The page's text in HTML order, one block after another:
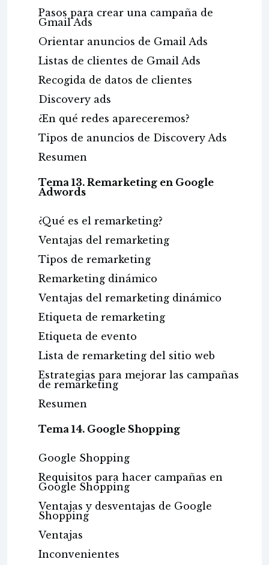
Pasos para crear una campaña de
Gmail Ads
Orientar anuncios de Gmail Ads
Listas de clientes de Gmail Ads
Recogida de datos de clientes
Discovery ads
¿En qué redes apareceremos?
Tipos de anuncios de Discovery Ads
Resumen
Tema 13. Remarketing en Google
Adwords
¿Qué es el remarketing?
Ventajas del remarketing
Tipos de remarketing
Remarketing dinámico
Ventajas del remarketing dinámico
Etiqueta de remarketing
Etiqueta de evento
Lista de remarketing del sitio web
Estrategias para mejorar las campañas
de remarketing
Resumen
Tema 14. Google Shopping
Google Shopping
Requisitos para hacer campañas en
Google Shopping
Ventajas y desventajas de Google
Shopping
Ventajas
Inconvenientes